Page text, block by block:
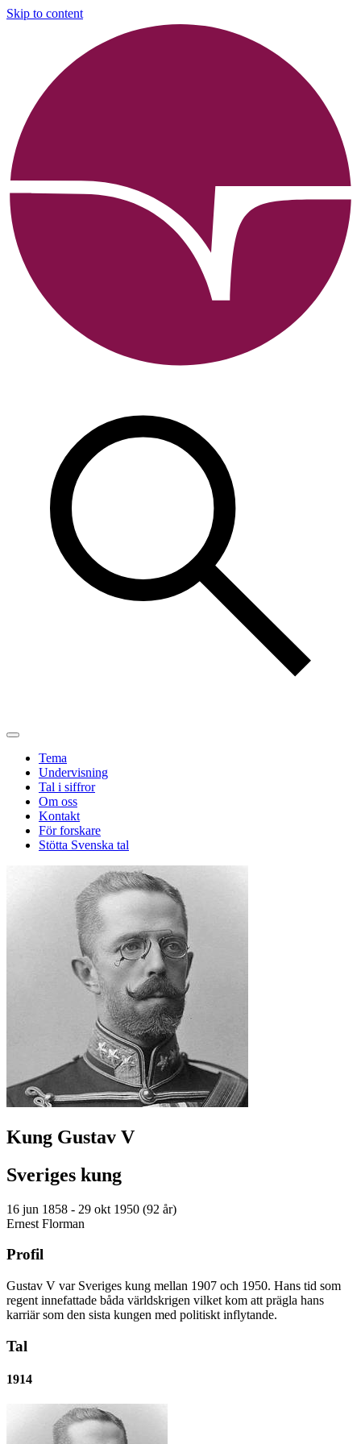
Skip to content
Tema
Undervisning
Tal i siffror
Om oss
Kontakt
För forskare
Stötta Svenska tal
Kung Gustav V
Sveriges kung
16 jun 1858 - 29 okt 1950 (92 år)
Ernest Florman
Profil
Gustav V var Sveriges kung mellan 1907 och 1950. Hans tid som
regent innefattade båda världskrigen vilket kom att prägla hans
karriär som den sista kungen med politiskt inflytande.
Tal
1914